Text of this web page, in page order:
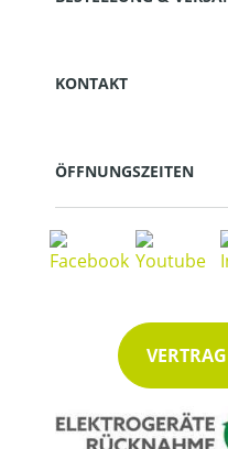
KONTAKT
ÖFFNUNGSZEITEN